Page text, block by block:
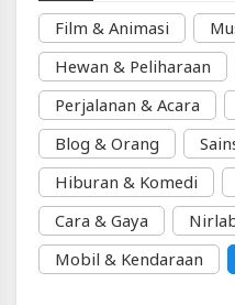
Film & Animasi
Hewan & Peliharaan
Perjalanan & Acara
Blog & Orang
Hiburan & Komedi
Cara & Gaya
Mobil & Kendaraan